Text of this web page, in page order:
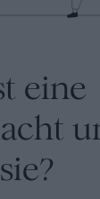
eine